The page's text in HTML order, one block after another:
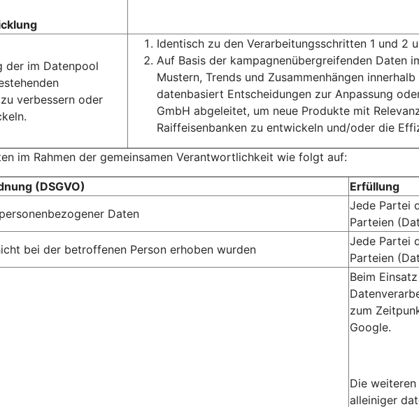
der im Datenpool
verbessern oder
Identisch zu den Verarbeitungsschritten 1 und 2
Auf Basis der kampagnenübergreifenden Daten
Mustern, Trends und Zusammenhängen
datenbasiert Entscheidungen zur Anpassung
GmbH abgeleitet, um neue Produkte mit
Raiffeisenbanken zu entwickeln und/oder die
im Rahmen der gemeinsamen Verantwortlichkeit wie folgt auf:
(DSGVO)
Erfüllung
Daten
Jede Partei
Parteien
bei der betroffenen Person erhoben wurden
Jede Partei
Parteien
Beim
zum
Google.
Die
alleiniger